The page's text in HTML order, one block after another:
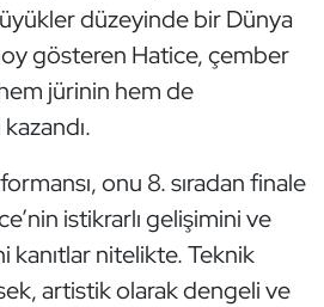
düzeyinde bir Dünya
gösteren Hatice, çember
jürinin hem de
onu 8. sıradan finale
istikrarlı gelişimini ve
kanıtlar nitelikte. Teknik
artistik olarak dengeli ve